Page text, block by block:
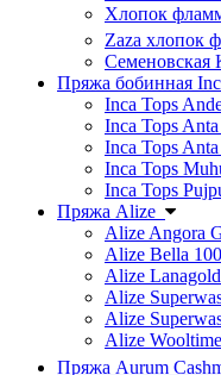
Хлопок
Zaza хлопок
Семеновская
Пряжа бобинная
Inca Tops
Inca Tops
Inca Tops
Inca Tops
Inca Tops
Пряжа Alize
Alize Angora
Alize Bella 100
Alize Lanagold
Alize
Alize
Alize Wooltime
Пряжа Aurum